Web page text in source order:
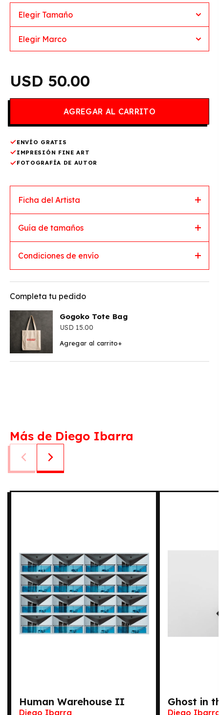
50.00
ENVÍO GRATIS
IMPRESIÓN FINE ART
FOTOGRAFÍA DE AUTOR
Ficha del Artista
Guía de tamaños
Condiciones de envío
Completa tu pedido
Gogoko Tote Bag
15.00
Agregar al carrito+
Más de Diego Ibarra
Human Warehouse II
Diego Ibarra
Ghost in
Diego